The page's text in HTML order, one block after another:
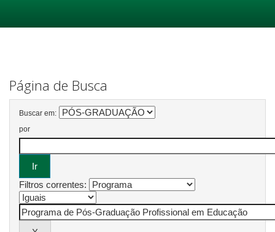
Página de Busca
Buscar em:
por
Filtros correntes: